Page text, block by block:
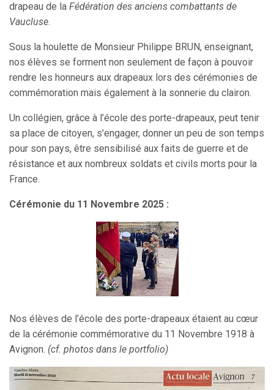
drapeau de la Fédération des anciens combattants de
Vaucluse.
Sous la houlette de Monsieur Philippe BRUN, enseignant,
nos élèves se forment non seulement de façon à pouvoir
rendre les honneurs aux drapeaux lors des cérémonies de
commémoration mais également à la sonnerie du clairon.
Un collégien, grâce à l’école des porte-drapeaux, peut tenir
sa place de citoyen, s’engager, donner un peu de son temps
pour son pays, être sensibilisé aux faits de guerre et de
résistance et aux nombreux soldats et civils morts pour la
France.
Cérémonie du 11 Novembre 2025 :
Nos élèves de l’école des porte-drapeaux étaient au cœur
de la cérémonie commémorative du 11 Novembre 1918 à
Avignon. (cf. photos dans le portfolio)